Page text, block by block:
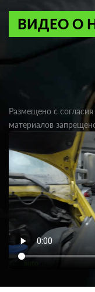
ВИДЕО О
Размещено с
материалов